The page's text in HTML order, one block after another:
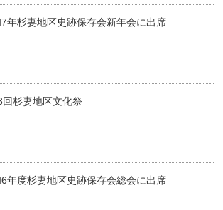
年杉妻地区史跡保存会新年会に出席
回杉妻地区文化祭
年度杉妻地区史跡保存会総会に出席